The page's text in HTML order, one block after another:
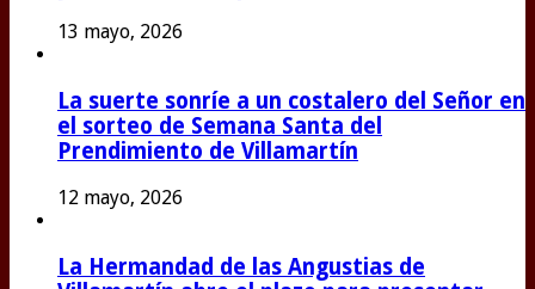
13 mayo, 2026
La suerte sonríe a un costalero del Señor en
el sorteo de Semana Santa del
Prendimiento de Villamartín
12 mayo, 2026
La Hermandad de las Angustias de